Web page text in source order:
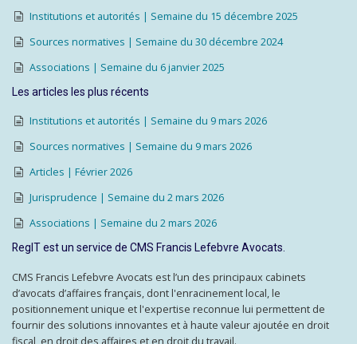
Institutions et autorités | Semaine du 15 décembre 2025
Sources normatives | Semaine du 30 décembre 2024
Associations | Semaine du 6 janvier 2025
Les articles les plus récents
Institutions et autorités | Semaine du 9 mars 2026
Sources normatives | Semaine du 9 mars 2026
Articles | Février 2026
Jurisprudence | Semaine du 2 mars 2026
Associations | Semaine du 2 mars 2026
RegIT est un service de CMS Francis Lefebvre Avocats.
CMS Francis Lefebvre Avocats est l’un des principaux cabinets
d’avocats d’affaires français, dont l'enracinement local, le
positionnement unique et l'expertise reconnue lui permettent de
fournir des solutions innovantes et à haute valeur ajoutée en droit
fiscal, en droit des affaires et en droit du travail.